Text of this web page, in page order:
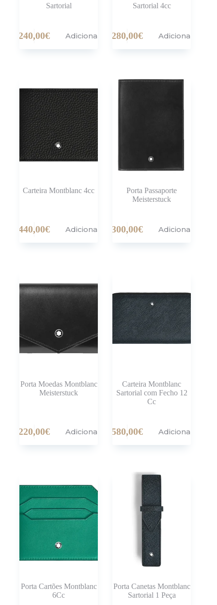
Sartorial
240,00€ Adicionar
Sartorial 4cc
280,00€ Adicionar
Carteira Montblanc 4cc
440,00€ Adicionar
Porta Passaporte
Meisterstuck
300,00€ Adicionar
Porta Moedas Montblanc
Meisterstuck
220,00€ Adicionar
Carteira Montblanc
Sartorial com Fecho 12
Cc
580,00€ Adicionar
Porta Cartões Montblanc
6Cc
Porta Canetas Montblanc
Sartorial 1 Peça